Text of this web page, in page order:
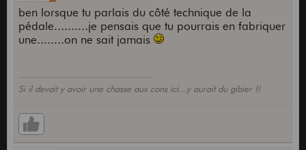
ben lorsque tu parlais du côté technique de la
pédale..........je pensais que tu pourrais en fabriquer
une........on ne sait jamais
Si il devait y avoir une chasse aux cons ici...y aurait du gibier !!